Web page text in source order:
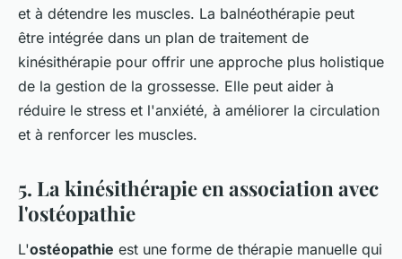
et à détendre les muscles. La balnéothérapie peut
être intégrée dans un plan de traitement de
kinésithérapie pour offrir une approche plus holistique
de la gestion de la grossesse. Elle peut aider à
réduire le stress et l'anxiété, à améliorer la circulation
et à renforcer les muscles.
5. La kinésithérapie en association avec
l'ostéopathie
L'ostéopathie est une forme de thérapie manuelle qui